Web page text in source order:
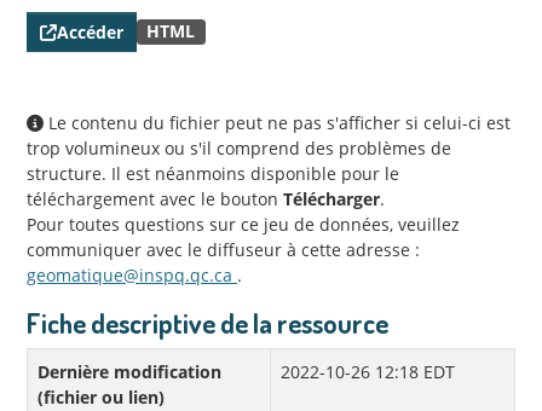
Accéder HTML
Le contenu du fichier peut ne pas s'afficher si celui-ci est
trop volumineux ou s'il comprend des problèmes de
structure. Il est néanmoins disponible pour le
téléchargement avec le bouton Télécharger.
Pour toutes questions sur ce jeu de données, veuillez
communiquer avec le diffuseur à cette adresse :
geomatique@inspq.qc.ca .
Fiche descriptive de la ressource
Dernière modification
(fichier ou lien)
2022-10-26 12:18 EDT